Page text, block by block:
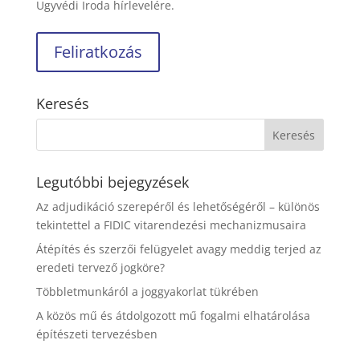
Ügyvédi Iroda hírlevelére.
Keresés
Legutóbbi bejegyzések
Az adjudikáció szerepéről és lehetőségéről – különös
tekintettel a FIDIC vitarendezési mechanizmusaira
Átépítés és szerzői felügyelet avagy meddig terjed az
eredeti tervező jogköre?
Többletmunkáról a joggyakorlat tükrében
A közös mű és átdolgozott mű fogalmi elhatárolása
építészeti tervezésben